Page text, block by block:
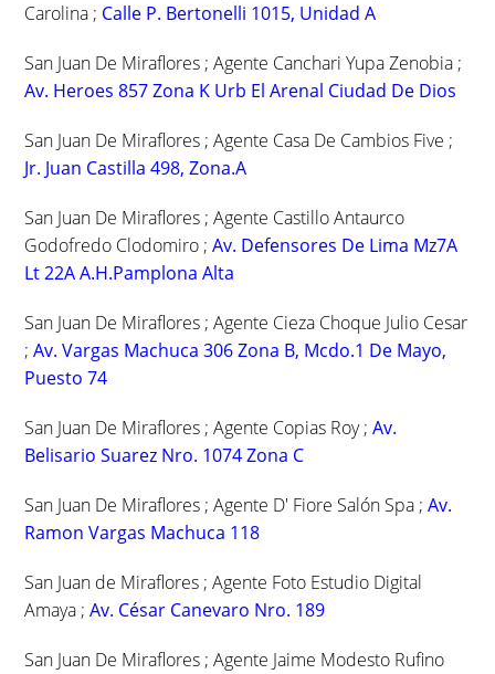
Carolina ; Calle P. Bertonelli 1015, Unidad A
San Juan De Miraflores ; Agente Canchari Yupa Zenobia ;
Av. Heroes 857 Zona K Urb El Arenal Ciudad De Dios
San Juan De Miraflores ; Agente Casa De Cambios Five ;
Jr. Juan Castilla 498, Zona.A
San Juan De Miraflores ; Agente Castillo Antaurco
Godofredo Clodomiro ;Av. Defensores De Lima Mz7A
Lt 22A A.H.Pamplona Alta
San Juan De Miraflores ; Agente Cieza Choque Julio Cesar
;Av. Vargas Machuca 306 Zona B, Mcdo.1 De Mayo,
Puesto 74
San Juan De Miraflores ; Agente Copias Roy ;Av.
Belisario Suarez Nro. 1074 Zona C
San Juan De Miraflores ; Agente D' Fiore Salón Spa ;Av.
Ramon Vargas Machuca 118
San Juan de Miraflores ; Agente Foto Estudio Digital
Amaya ;Av. César Canevaro Nro. 189
San Juan De Miraflores ; Agente Jaime Modesto Rufino